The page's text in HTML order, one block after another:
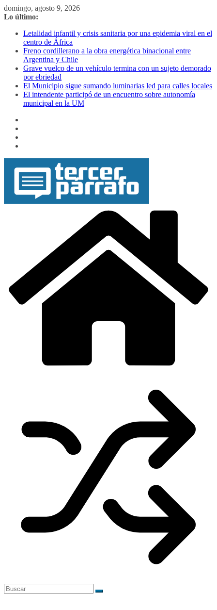
Saltar
al
domingo, agosto 9, 2026
Lo último:
Letalidad infantil y crisis sanitaria por una epidemia viral en el
centro de África
Freno cordillerano a la obra energética binacional entre
Argentina y Chile
Grave vuelco de un vehículo termina con un sujeto demorado
por ebriedad
El Municipio sigue sumando luminarias led para calles locales
El intendente participó de un encuentro sobre autonomía
municipal en la UM